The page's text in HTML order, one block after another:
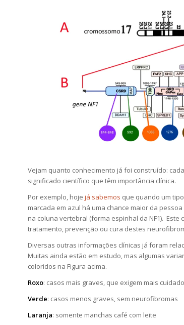
Vejam quanto conhecimento já foi construído:
significado científico que têm importância clínica.
Por exemplo, hojejá sabemos que quando um
marcada em azul há uma chance maior da
na coluna vertebral (forma espinhal da NF1).
tratamento, prevenção ou cura destes
Diversas outras informações clínicas já foram
Muitas ainda estão em estudo, mas algumas
coloridos na Figura acima.
Roxo: casos mais graves, que exigem mais
Verde: casos menos graves, sem neurofibromas
Laranja: somente manchas café com leite